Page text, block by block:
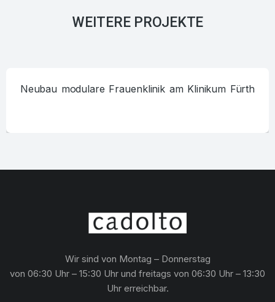
WEITERE PROJEKTE
Neubau modulare Frauenklinik am Klinikum Fürth
Wir sind von Montag – Donnerstag
von 06:30 Uhr – 15:30 Uhr und freitags von 06:30 Uhr – 13:30
Uhr erreichbar.